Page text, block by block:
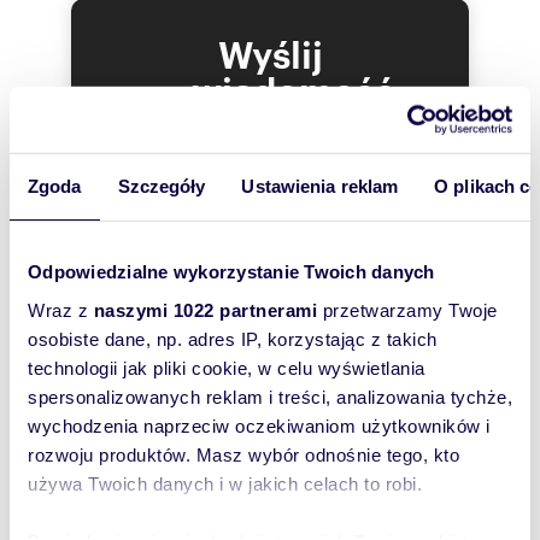
Zgoda Szczegóły Ustawienia reklam O plikach
Odpowiedzialne wykorzystanie Twoich danych
Wraz z naszymi 1022 partnerami przetwarzamy Twoje
osobiste dane, np. adres IP, korzystając z takich
technologii jak pliki cookie, w celu wyświetlania
spersonalizowanych reklam i treści, analizowania tychże,
wychodzenia naprzeciw oczekiwaniom użytkowników i
rozwoju produktów. Masz wybór odnośnie tego, kto
używa Twoich danych i w jakich celach to robi.
Wyślij
wiadomość
sposób, aby
właściciel
szybko się z
Tobą
skontaktował!